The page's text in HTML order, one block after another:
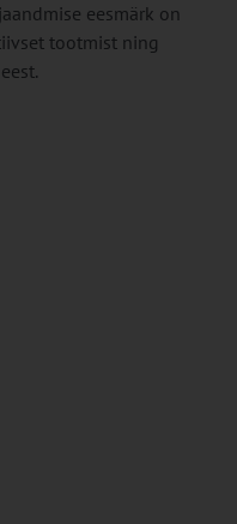
eesmärk on
tootmist ning